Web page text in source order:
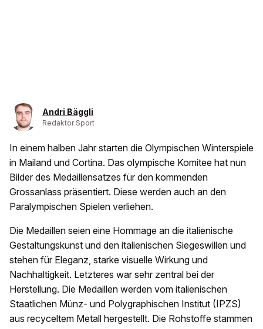
Andri Bäggli
Redaktor Sport
In einem halben Jahr starten die Olympischen Winterspiele
in Mailand und Cortina. Das olympische Komitee hat nun
Bilder des Medaillensatzes für den kommenden
Grossanlass präsentiert. Diese werden auch an den
Paralympischen Spielen verliehen.
Die Medaillen seien eine Hommage an die italienische
Gestaltungskunst und den italienischen Siegeswillen und
stehen für Eleganz, starke visuelle Wirkung und
Nachhaltigkeit. Letzteres war sehr zentral bei der
Herstellung. Die Medaillen werden vom italienischen
Staatlichen Münz- und Polygraphischen Institut (IPZS)
aus recyceltem Metall hergestellt. Die Rohstoffe stammen